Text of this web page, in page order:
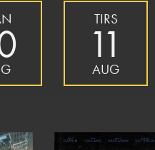
TIRS
11
AUG